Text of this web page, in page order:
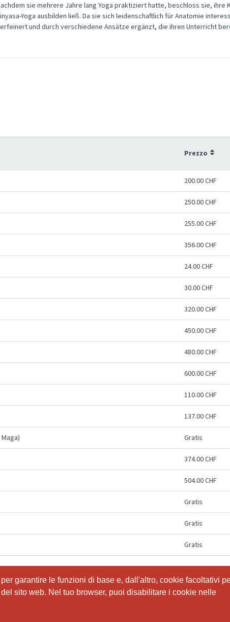
garantire le funzioni di base e, dall'altro, cookie facoltativi
sito web. Nel tuo browser, puoi disabilitare i cookie nelle
sie mehrere Jahre lang Yoga praktiziert hatte, beschloss sie, ihre
Yoga ausbilden ließ. Da sie sich leidenschaftlich für Anatomie
und durch verschiedene Ansätze ergänzt, die ihren Unterricht
Prezzo
200.00 CHF
250.00 CHF
255.00 CHF
356.00 CHF
24.00 CHF
30.00 CHF
320.00 CHF
450.00 CHF
480.00 CHF
600.00 CHF
110.00 CHF
137.00 CHF
Gratis
374.00 CHF
504.00 CHF
Gratis
Gratis
Gratis